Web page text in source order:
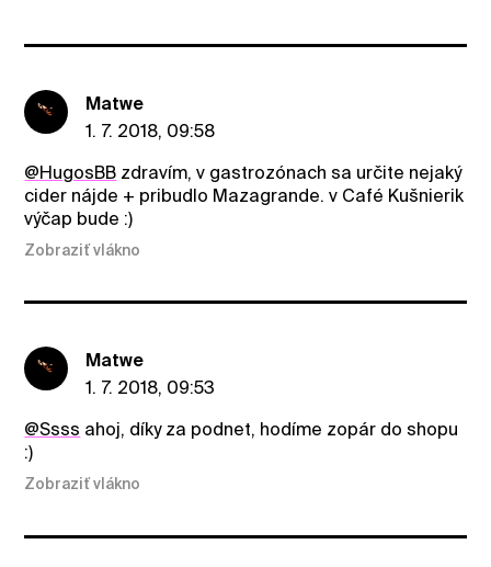
Matwe
1. 7. 2018, 09:58
@HugosBB zdravím, v gastrozónach sa určite nejaký
cider nájde + pribudlo Mazagrande. v Café Kušnierik
výčap bude :)
Zobraziť vlákno
Matwe
1. 7. 2018, 09:53
@Ssss ahoj, díky za podnet, hodíme zopár do shopu
:)
Zobraziť vlákno